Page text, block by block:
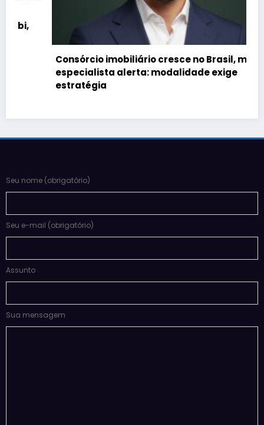
Consórcio imobiliário cresce no Brasil, mas
especialista alerta: modalidade exige
estratégia
Seu nome (obrigatório)
Seu e-mail (obrigatório)
Assunto
Sua mensagem